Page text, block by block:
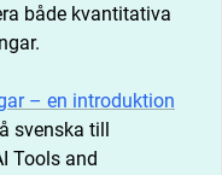
både kvantitativa
– en introduktion
svenska till
Tools and